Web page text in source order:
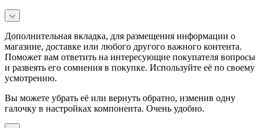
Дополнительная вкладка, для размещения информации о
магазине, доставке или любого другого важного контента.
Поможет вам ответить на интересующие покупателя вопросы
и развеять его сомнения в покупке. Используйте её по своему
усмотрению.
Вы можете убрать её или вернуть обратно, изменив одну
галочку в настройках компонента. Очень удобно.